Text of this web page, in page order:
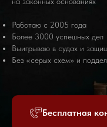
Работаю с 2005 года
Более 3000 успешных дел
Выигрываю в судах и
Без «серых схем» и
Бесплатная